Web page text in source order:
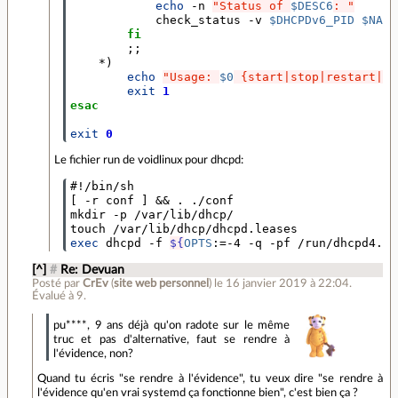
echo -n "Status of $DESC6 : "
            check_status -v
$DHCPDv6_PID
fi
;;
    *
)
echo
"Usage: $0
exit
1
esac
exit 0
Le fichier run de voidlinux pour dhcpd:
#!/bin/sh
-r conf && . ./conf
mkdir -p /var/lib/dhcp/
exec dhcpd -f ${OPTS :=-4 -q -pf /run/
[^] # Re: Devuan
Posté parCrEv (site web personnel ) le 16 janvier 2019 à 22:04.
Évalué à9.
pu****, 9 ans déjà qu'on radote sur le même
truc et pas d'alternative, faut se rendre à
l'évidence, non?
Quand tu écris "se rendre à l'évidence", tu veux dire "se rendre à
l'évidence qu'en vrai systemd ça fonctionne bien", c'est bien ça ?